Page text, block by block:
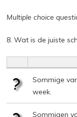
Multiple choice
8. Wat is de juiste
Sommige
week.
Sommigen